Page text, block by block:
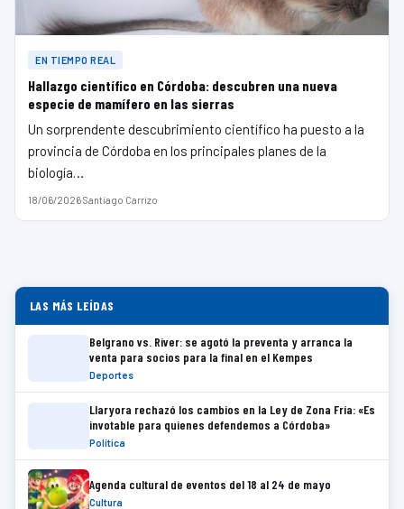
EN TIEMPO REAL
Hallazgo científico en Córdoba: descubren una nueva
especie de mamífero en las sierras
Un sorprendente descubrimiento científico ha puesto a la
provincia de Córdoba en los principales planes de la
biología…
18/06/2026·Santiago Carrizo
LAS MÁS LEÍDAS
Belgrano vs. River: se agotó la preventa y arranca la
venta para socios para la final en el Kempes
Deportes
Llaryora rechazó los cambios en la Ley de Zona Fría: «Es
invotable para quienes defendemos a Córdoba»
Política
Agenda cultural de eventos del 18 al 24 de mayo
Cultura